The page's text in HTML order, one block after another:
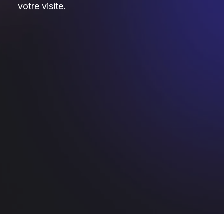
votre visite.